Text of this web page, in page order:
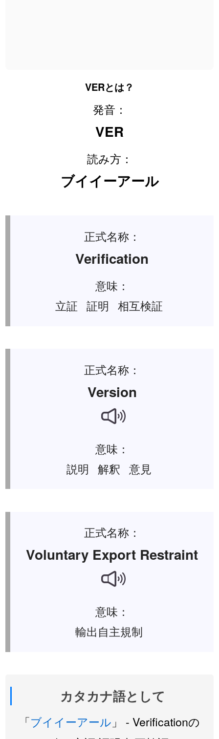
VERとは？
発音：
VER
読み方：
ブイイーアール
正式名称：
Verification
意味：
立証 証明 相互検証
正式名称：
Version
意味：
説明 解釈 意見
正式名称：
Voluntary Export Restraint
意味：
輸出自主規制
カタカナ語として
「ブイイーアール 」 - Verificationの